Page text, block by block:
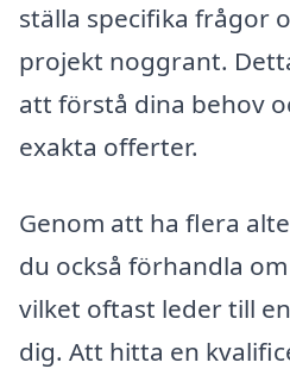
ställa specifika frågor
projekt noggrant.
att förstå dina behov
exakta offerter.
Genom att ha flera
du också förhandla
vilket oftast leder till
dig. Att hitta en